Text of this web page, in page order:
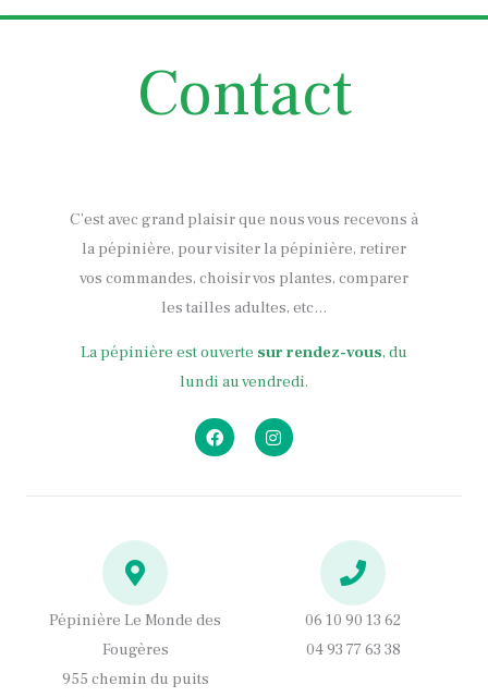
Contact
C’est avec grand plaisir que nous vous recevons à
la pépinière, pour visiter la pépinière, retirer
vos commandes, choisir vos plantes, comparer
les tailles adultes, etc…
La pépinière est ouverte sur rendez-vous, du
lundi au vendredi.
F
a
c
I
n
s
Pépinière Le Monde des
Fougères
955 chemin du puits
06 10 90 13 62
04 93 77 63 38